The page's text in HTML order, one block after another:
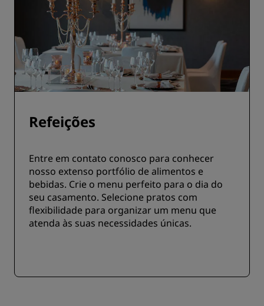
Refeições
Entre em contato conosco para conhecer
nosso extenso portfólio de alimentos e
bebidas. Crie o menu perfeito para o dia do
seu casamento. Selecione pratos com
flexibilidade para organizar um menu que
atenda às suas necessidades únicas.